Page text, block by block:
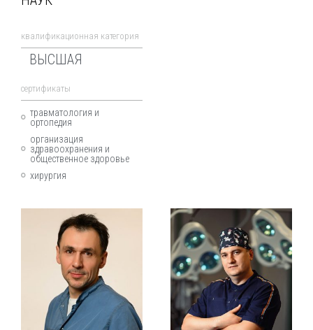
квалификационная категория
ВЫСШАЯ
cертификаты
травматология и
ортопедия
организация
здравоохранения и
общественное здоровье
хирургия